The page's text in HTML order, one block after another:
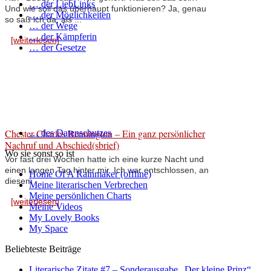
Und wie soll das überhaupt funktionieren? Ja, genau
so saß ich da, als ...
[weiterlesen]
Chester Charles Bennington – Ein ganz persönlicher
Nachruf und Abschied(sbrief)
Vor fast drei Wochen hatte ich eine kurze Nacht und
einen langen Tag hinter mir. Ich war entschlossen, an
diesem ...
[weiterlesen]
… der LiebLinks
… der Möglichkeiten
… der Wege
… der Kämpferin
… der Gesetze
… des Datenschutzes
Wo sie sonst so ist
Home Of A Rainmaker (offline)
Meine literarischen Verbrechen
Meine persönlichen Charts
Meine Videos
My Lovely Books
My Space
Beliebteste Beiträge